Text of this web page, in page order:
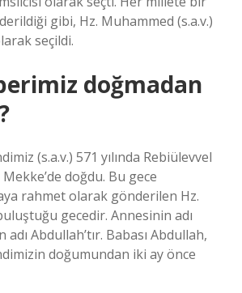
gibi, Hz. Muhammed (s.a.v.)
seçildi.
doğmadan
(s.a.v.) 571 yılında Rebiülevvel
Mekke’de doğdu. Bu gece
rahmet olarak gönderilen Hz.
gecedir. Annesinin adı
adı Abdullah’tır. Babası Abdullah,
doğumundan iki ay önce